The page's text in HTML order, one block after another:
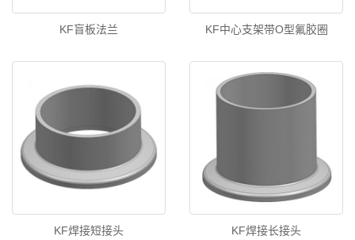
KF盲板法兰 KF中心支架带O型氟胶圈
KF焊接短接头 KF焊接长接头